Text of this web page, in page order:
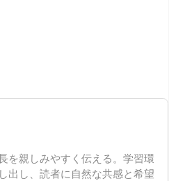
を親しみやすく伝える。学習環
出し、読者に自然な共感と希望